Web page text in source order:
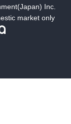
Inc.
market only